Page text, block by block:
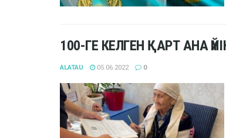
100-ГЕ КЕЛГЕН ҚАРТ АНА
ALATAU 05.06.2022 0